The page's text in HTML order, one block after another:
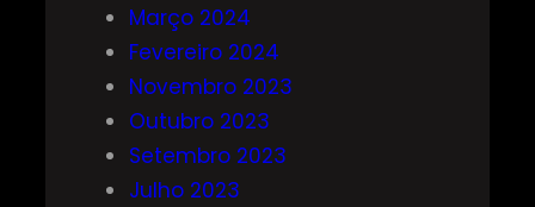
Março 2024
Fevereiro 2024
Novembro 2023
Outubro 2023
Setembro 2023
Julho 2023